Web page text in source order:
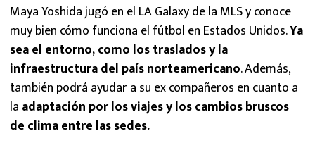
Maya Yoshida jugó en el LA Galaxy de la MLS y conoce
muy bien cómo funciona el fútbol en Estados Unidos.Ya
sea el entorno, como los traslados y la
infraestructura del país norteamericano. Además,
también podrá ayudar a su ex compañeros en cuanto a
la adaptación por los viajes y los cambios bruscos
de clima entre las sedes.